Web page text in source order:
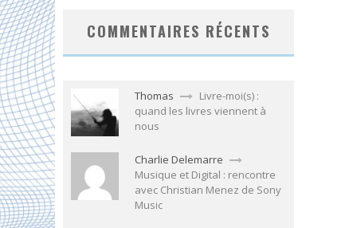
COMMENTAIRES RÉCENTS
Thomas
Livre-moi(s) :
quand les livres viennent à
nous
Charlie Delemarre
Musique et Digital : rencontre
avec Christian Menez de Sony
Music